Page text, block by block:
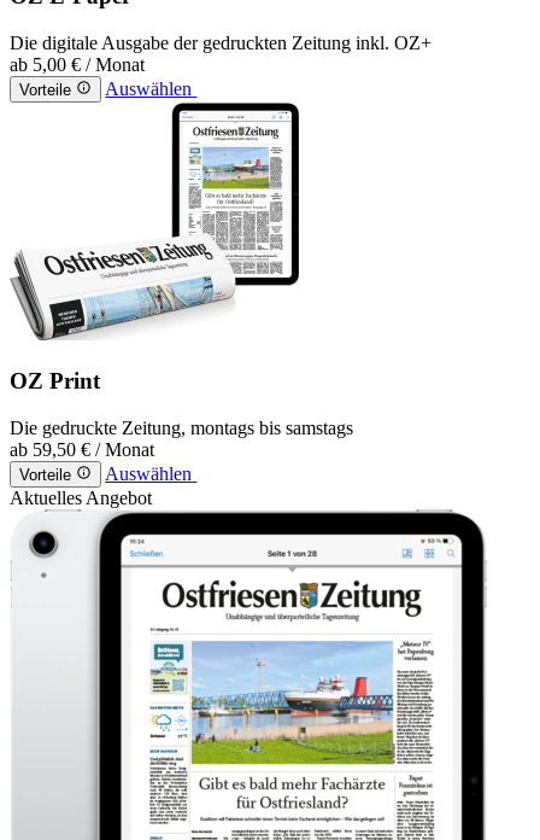
Die digitale Ausgabe der gedruckten Zeitung inkl. OZ+
ab 5,00 € / Monat
Vorteile Auswählen
OZ Print
Die gedruckte Zeitung, montags bis samstags
ab 59,50 € / Monat
Vorteile
Auswählen
Aktuelles Angebot